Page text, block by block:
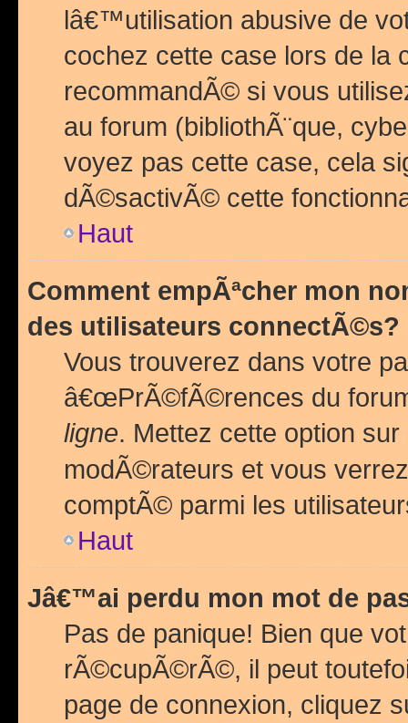
lâ€™utilisation abusive de
cochez cette case lors de
recommandÃ© si vous
au forum (bibliothÃ¨que,
voyez pas cette case, cela
dÃ©sactivÃ© cette
Haut
Comment empÃªcher mon
des utilisateurs connectÃ©s?
Vous trouverez dans votre
â€œPrÃ©fÃ©rences du
ligne. Mettez cette option sur
modÃ©rateurs et vous
comptÃ© parmi les
Haut
Jâ€™ai perdu mon mot de
Pas de panique! Bien que
rÃ©cupÃ©rÃ©, il peut
page de connexion, cliquez